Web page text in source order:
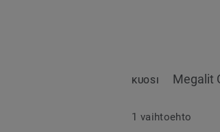
KUOSI Megalit
1 vaihtoehto